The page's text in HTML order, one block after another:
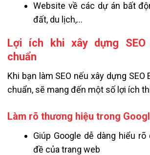
Website về các dự án bất
đất, du lịch,…
Lợi ích khi xây dựng SEO
chuẩn
Khi bạn làm SEO nếu xây dựng
chuẩn, sẽ mang đến một số lợi ích
Làm rõ thương hiệu trong
Giúp Google dễ dàng hiểu
đề của trang web